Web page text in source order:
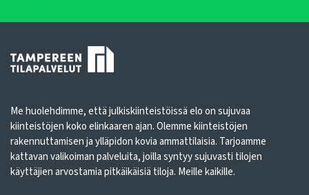
Me huolehdimme, että julkiskiinteistöissä elo on sujuvaa
kiinteistöjen koko elinkaaren ajan. Olemme kiinteistöjen
rakennuttamisen ja ylläpidon kovia ammattilaisia. Tarjoamme
kattavan valikoiman palveluita, joilla syntyy sujuvasti tilojen
käyttäjien arvostamia pitkäikäisiä tiloja. Meille kaikille.